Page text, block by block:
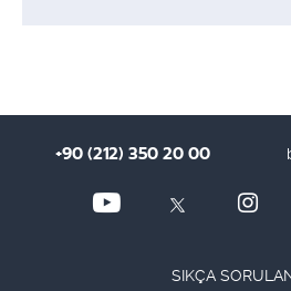
+90 (212) 350 20 00
SIKÇA